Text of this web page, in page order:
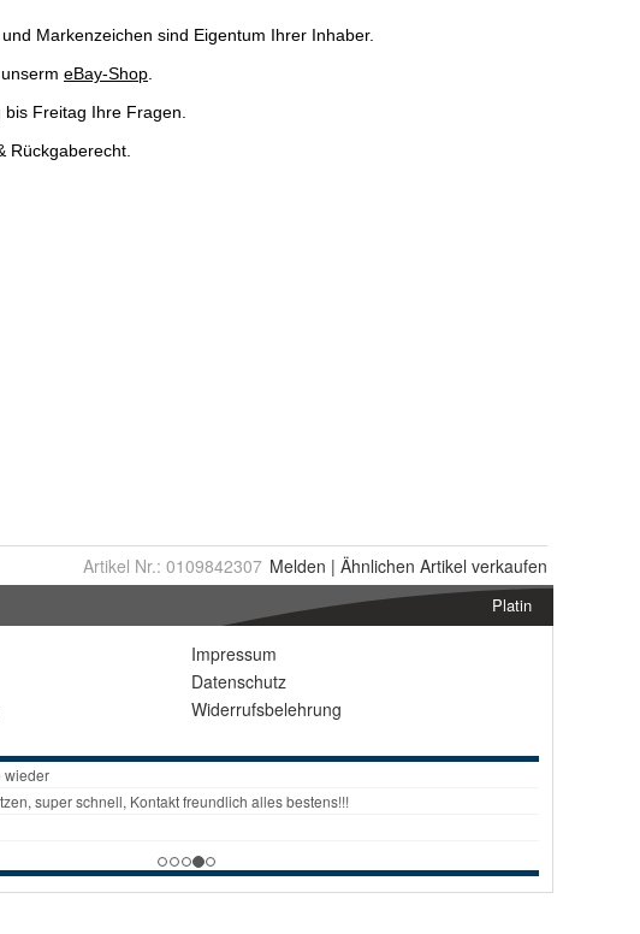
Artikel Nr.: 0109842307 Melden | Ähnlichen Artikel verkaufen
Platin
Impressum
Datenschutz
Widerrufsbelehrung